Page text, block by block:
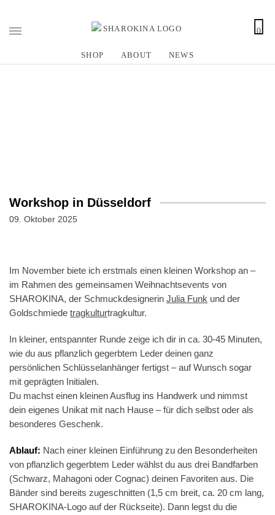
Z
i
n
0
SHOP ABOUT NEWS
Workshop in Düsseldorf
09. Oktober 2025
Im November biete ich erstmals einen kleinen Workshop an –
im Rahmen des gemeinsamen Weihnachtsevents von
SHAROKINA, der Schmuckdesignerin Julia Funk und der
Goldschmiede tragkulturtragkultur.
In kleiner, entspannter Runde zeige ich dir in ca. 30-45 Minuten,
wie du aus pflanzlich gegerbtem Leder deinen ganz
persönlichen Schlüsselanhänger fertigst – auf Wunsch sogar
mit geprägten Initialen.
Du machst einen kleinen Ausflug ins Handwerk und nimmst
dein eigenes Unikat mit nach Hause – für dich selbst oder als
besonderes Geschenk.
Ablauf: Nach einer kleinen Einführung zu den Besonderheiten
von pflanzlich gegerbtem Leder wählst du aus drei Bandfarben
(Schwarz, Mahagoni oder Cognac) deinen Favoriten aus. Die
Bänder sind bereits zugeschnitten (1,5 cm breit, ca. 20 cm lang,
SHAROKINA-Logo auf der Rückseite). Dann legst du die